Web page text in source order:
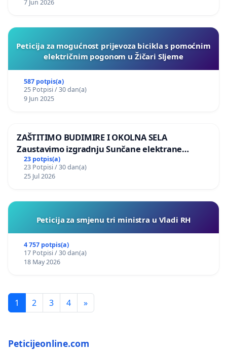
7 Jun 2026
Peticija za mogućnost prijevoza bicikla s pomoćnim
električnim pogonom u Žičari Sljeme
587 potpis(a)
25 Potpisi / 30 dan(a)
9 Jun 2025
ZAŠTITIMO BUDIMIRE I OKOLNA SELA
Zaustavimo izgradnju Sunčane elektrane
Vedrine na području Ugljana
23 potpis(a)
23 Potpisi / 30 dan(a)
25 Jul 2026
Peticija za smjenu tri ministra u Vladi RH
4 757 potpis(a)
17 Potpisi / 30 dan(a)
18 May 2026
1 2 3 4 »
Peticijeonline.com